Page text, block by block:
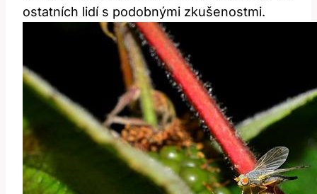
ostatních lidí s ⁤podobnými zkušenostmi.